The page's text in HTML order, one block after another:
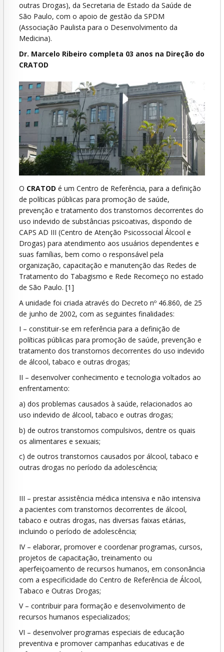
outras Drogas), da Secretaria de Estado da Saúde de
São Paulo, com o apoio de gestão da SPDM
(Associação Paulista para o Desenvolvimento da
Medicina).
Dr. Marcelo Ribeiro completa 03 anos na Direção do
CRATOD
O CRATOD é um Centro de Referência, para a definição
de políticas públicas para promoção de saúde,
prevenção e tratamento dos transtornos decorrentes do
uso indevido de substâncias psicoativas, dispondo de
CAPS AD III (Centro de Atenção Psicossocial Álcool e
Drogas) para atendimento aos usuários dependentes e
suas famílias, bem como o responsável pela
organização, capacitação e manutenção das Redes de
Tratamento do Tabagismo e Rede Recomeço no estado
de São Paulo. [1]
A unidade foi criada através do Decreto nº 46.860, de 25
de junho de 2002, com as seguintes finalidades:
I – constituir-se em referência para a definição de
políticas públicas para promoção de saúde, prevenção e
tratamento dos transtornos decorrentes do uso indevido
de álcool, tabaco e outras drogas;
II – desenvolver conhecimento e tecnologia voltados ao
enfrentamento:
a) dos problemas causados à saúde, relacionados ao
uso indevido de álcool, tabaco e outras drogas;
b) de outros transtornos compulsivos, dentre os quais
os alimentares e sexuais;
c) de outros transtornos causados por álcool, tabaco e
outras drogas no período da adolescência;
III – prestar assistência médica intensiva e não intensiva
a pacientes com transtornos decorrentes de álcool,
tabaco e outras drogas, nas diversas faixas etárias,
incluindo o período de adolescência;
IV – elaborar, promover e coordenar programas, cursos,
projetos de capacitação, treinamento ou
aperfeiçoamento de recursos humanos, em consonância
com a especificidade do Centro de Referência de Álcool,
Tabaco e Outras Drogas;
V – contribuir para formação e desenvolvimento de
recursos humanos especializados;
VI – desenvolver programas especiais de educação
preventiva e promover campanhas educativas e de